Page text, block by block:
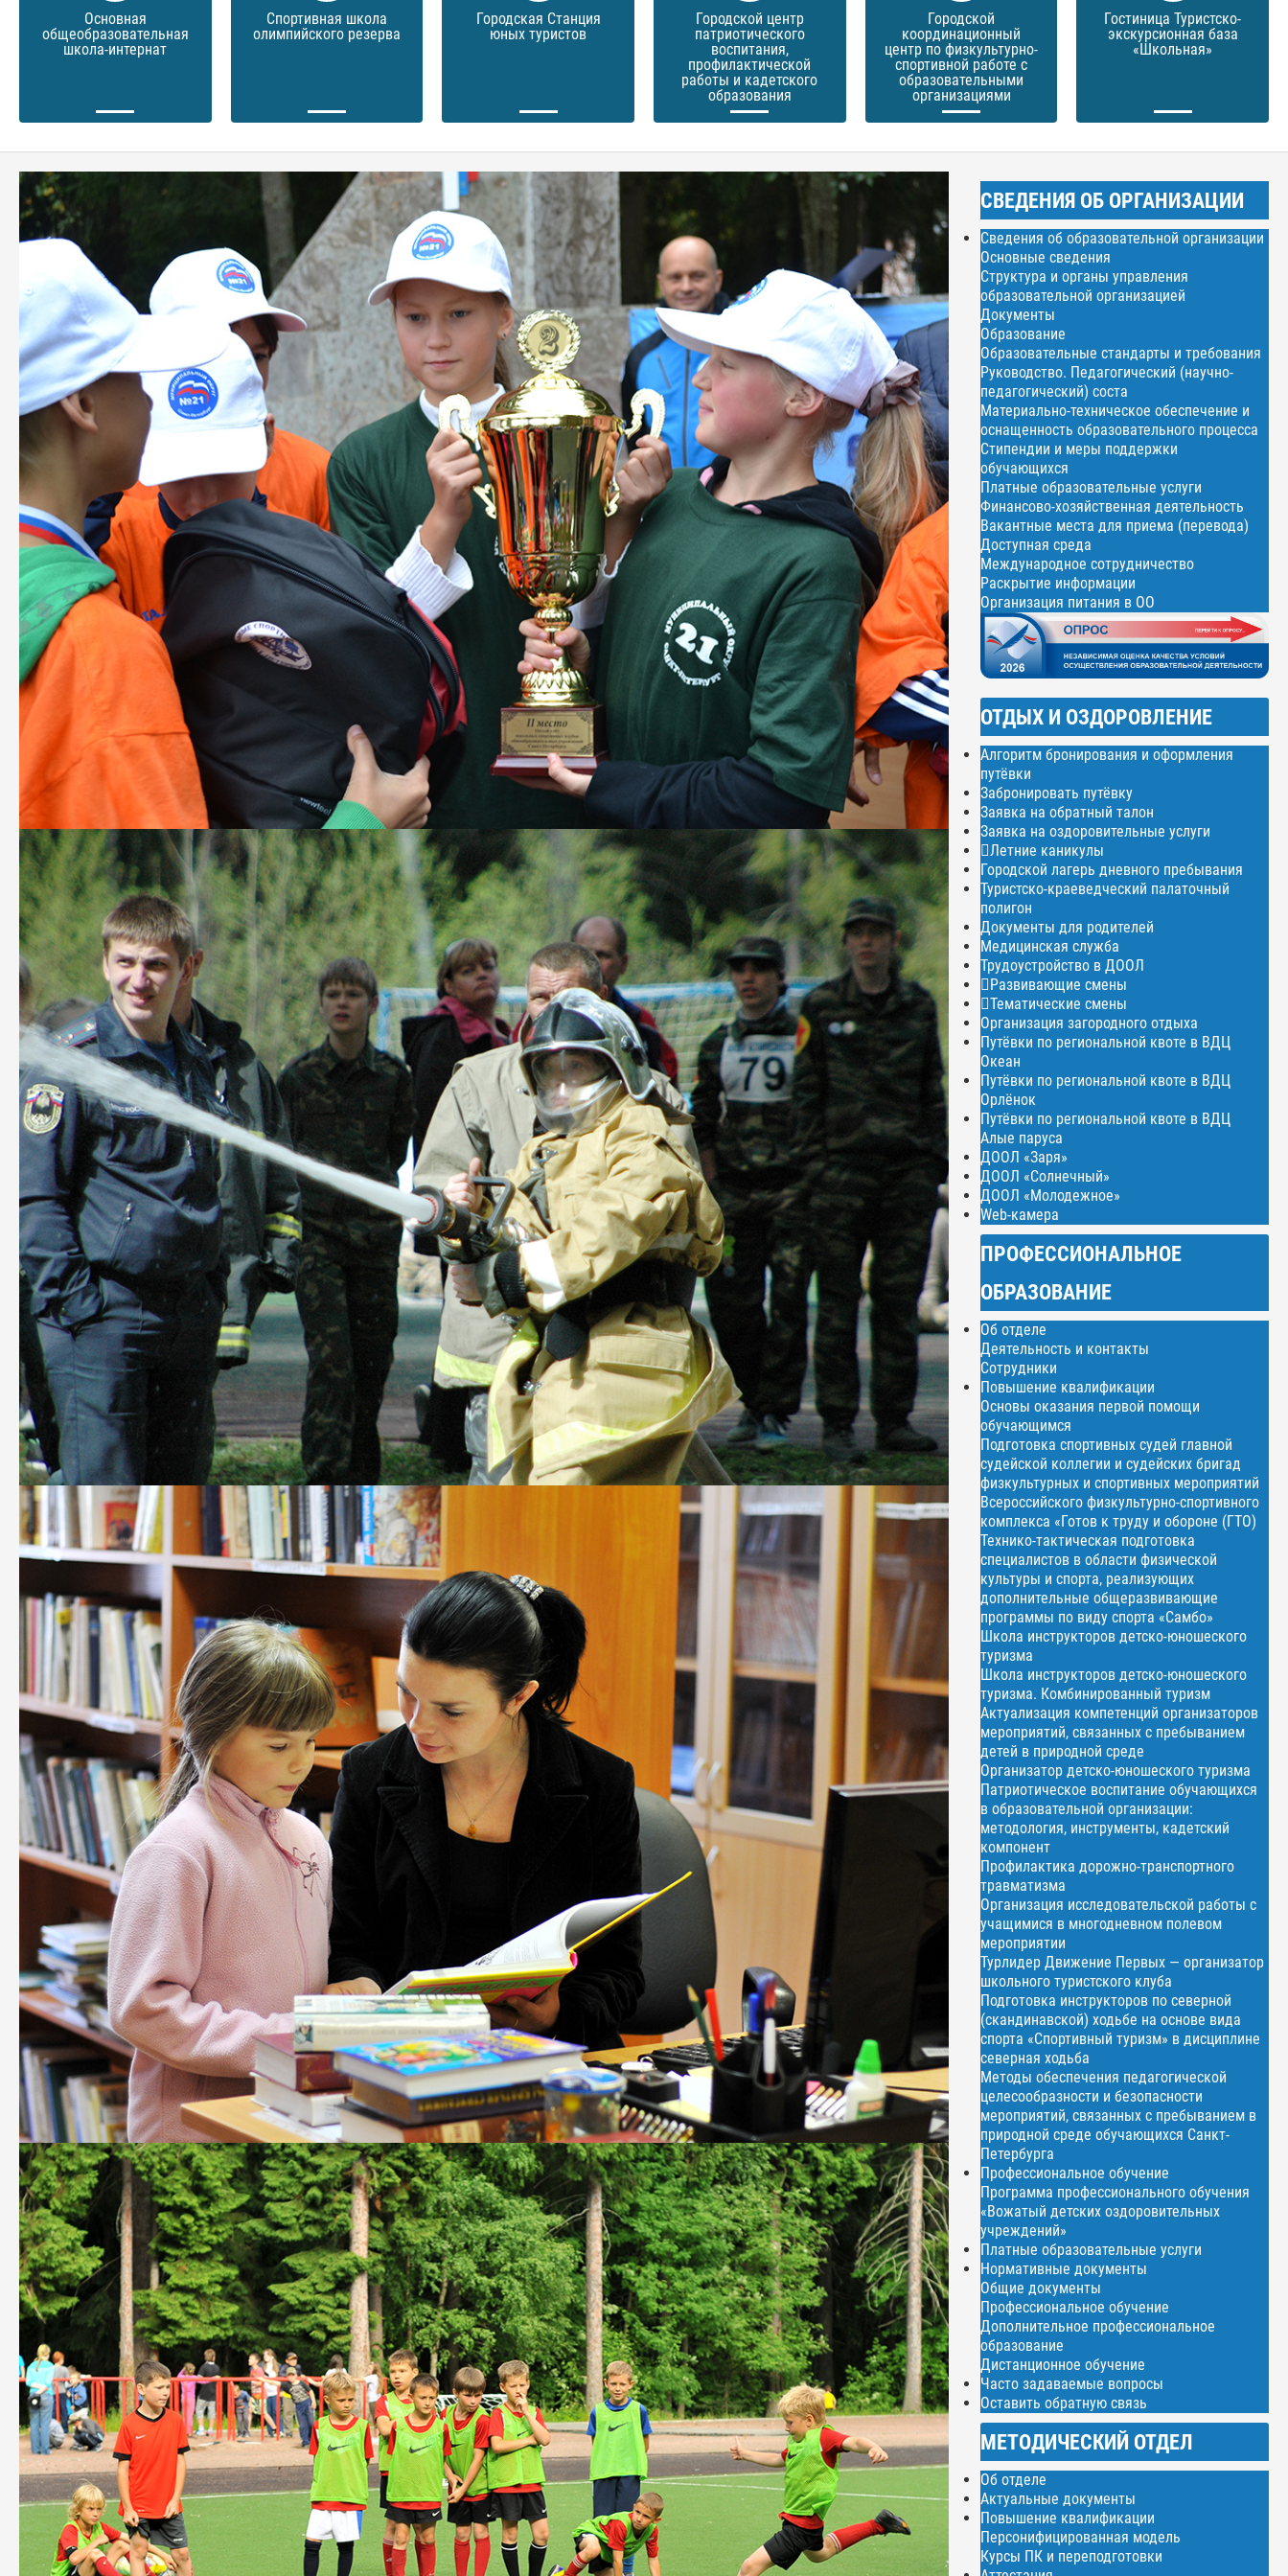
Основная
общеобразовательная
школа-интернат
Спортивная школа
олимпийского резерва
Городская Станция
юных туристов
Городской центр
патриотического
воспитания,
профилактической
работы и кадетского
образования
Городской
координационный
центр по физкультурно-
спортивной работе с
образовательными
организациями
Гостиница Туристско-
экскурсионная база
«Школьная»
СВЕДЕНИЯ ОБ ОРГАНИЗАЦИИ
Сведения об образовательной организации
Основные сведения
Структура и органы управления
образовательной организацией
Документы
Образование
Образовательные стандарты и требования
Руководство. Педагогический (научно-
педагогический) соста
Материально-техническое обеспечение и
оснащенность образовательного процесса
Стипендии и меры поддержки
обучающихся
Платные образовательные услуги
Финансово-хозяйственная деятельность
Вакантные места для приема (перевода)
Доступная среда
Международное сотрудничество
Раскрытие информации
Организация питания в ОО
ОТДЫХ И ОЗДОРОВЛЕНИЕ
Алгоритм бронирования и оформления
путёвки
Забронировать путёвку
Заявка на обратный талон
Заявка на оздоровительные услуги
Летние каникулы
Городской лагерь дневного пребывания
Туристско-краеведческий палаточный
полигон
Документы для родителей
Медицинская служба
Трудоустройство в ДООЛ
Развивающие смены
Тематические смены
Организация загородного отдыха
Путёвки по региональной квоте в ВДЦ
Океан
Путёвки по региональной квоте в ВДЦ
Орлёнок
Путёвки по региональной квоте в ВДЦ
Алые паруса
ДООЛ «Заря»
ДООЛ «Солнечный»
ДООЛ «Молодежное»
Web-камера
ПРОФЕССИОНАЛЬНОЕ
ОБРАЗОВАНИЕ
Об отделе
Деятельность и контакты
Сотрудники
Повышение квалификации
Основы оказания первой помощи
обучающимся
Подготовка спортивных судей главной
судейской коллегии и судейских бригад
физкультурных и спортивных мероприятий
Всероссийского физкультурно-спортивного
комплекса «Готов к труду и обороне (ГТО)
Технико-тактическая подготовка
специалистов в области физической
культуры и спорта, реализующих
дополнительные общеразвивающие
программы по виду спорта «Самбо»
Школа инструкторов детско-юношеского
туризма
Школа инструкторов детско-юношеского
туризма. Комбинированный туризм
Актуализация компетенций организаторов
мероприятий, связанных с пребыванием
детей в природной среде
Организатор детско-юношеского туризма
Патриотическое воспитание обучающихся
в образовательной организации:
методология, инструменты, кадетский
компонент
Профилактика дорожно-транспортного
травматизма
Организация исследовательской работы с
учащимися в многодневном полевом
мероприятии
Турлидер Движение Первых — организатор
школьного туристского клуба
Подготовка инструкторов по северной
(скандинавской) ходьбе на основе вида
спорта «Спортивный туризм» в дисциплине
северная ходьба
Методы обеспечения педагогической
целесообразности и безопасности
мероприятий, связанных с пребыванием в
природной среде обучающихся Санкт-
Петербурга
Профессиональное обучение
Программа профессионального обучения
«Вожатый детских оздоровительных
учреждений»
Платные образовательные услуги
Нормативные документы
Общие документы
Профессиональное обучение
Дополнительное профессиональное
образование
Дистанционное обучение
Часто задаваемые вопросы
Оставить обратную связь
МЕТОДИЧЕСКИЙ ОТДЕЛ
Об отделе
Актуальные документы
Повышение квалификации
Персонифицированная модель
Курсы ПК и переподготовки